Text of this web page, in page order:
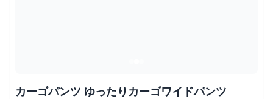
カーゴパンツ ゆったりカーゴワイドパンツ